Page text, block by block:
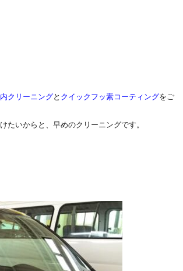
クリーニングと クイックフッ素コーティングをご
たいからと、早めのクリーニングです。